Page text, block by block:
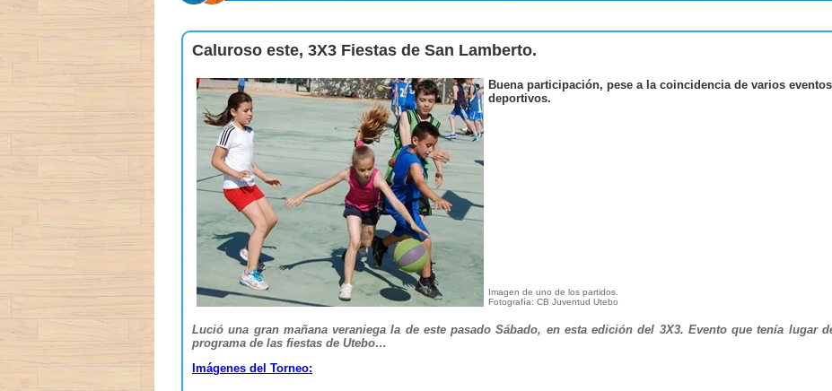
Caluroso este, 3X3 Fiestas de San Lamberto.
Buena participación, pese a la coincidencia de varios eventos
deportivos.
Imagen de uno de los partidos.
Fotografía: CB Juventud Utebo
Lució una gran mañana veraniega la de este pasado Sábado, en esta edición del 3X3. Evento que tenía lugar
programa de las fiestas de Utebo…
Imágenes del Torneo: